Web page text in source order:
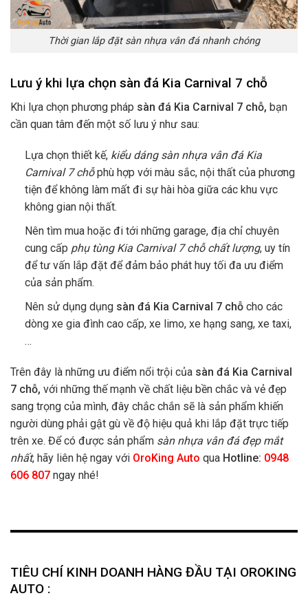
Thời gian lắp đặt sàn nhựa vân đá nhanh chóng
Lưu ý khi lựa chọn sàn đá Kia Carnival 7 chỗ
Khi lựa chọn phương pháp sàn đá Kia Carnival 7 chỗ, bạn
cần quan tâm đến một số lưu ý như sau:
Lựa chọn thiết kế, kiểu dáng sàn nhựa vân đá Kia
Carnival 7 chỗphù hợp với màu sắc, nội thất của phương
tiện để không làm mất đi sự hài hòa giữa các khu vực
không gian nội thất.
Nên tìm mua hoặc đi tới những garage, địa chỉ chuyên
cung cấp phụ tùng Kia Carnival 7 chỗ chất lượng, uy tín
để tư vấn lắp đặt để đảm bảo phát huy tối đa ưu điểm
của sản phẩm.
Nên sử dụng dụng sàn đá Kia Carnival 7 chỗ cho các
dòng xe gia đình cao cấp, xe limo, xe hạng sang, xe taxi,
…
Trên đây là những ưu điểm nổi trội của sàn đá Kia Carnival
7 chỗ, với những thế mạnh về chất liệu bền chắc và vẻ đẹp
sang trọng của mình, đây chắc chắn sẽ là sản phẩm khiến
người dùng phải gật gù về độ hiệu quả khi lắp đặt trực tiếp
trên xe. Để có được sản phẩm sàn nhựa vân đá đẹp mắt
nhất, hãy liên hệ ngay với OroKing Auto qua Hotline: 0948
606 807 ngay nhé!
TIÊU CHÍ KINH DOANH HÀNG ĐẦU TẠI OROKING
AUTO :